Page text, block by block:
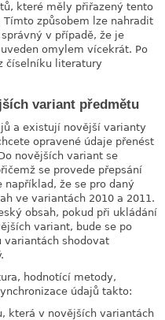
které měly přiřazený tento
způsobem lze nahradit
v případě, že je
omylem vícekrát. Po
číselníku literatury
variant předmětu
a existují novější varianty
opravené údaje přenést
novějších variant se
se provede přepsání
například, že se pro daný
ve variantách 2010 a 2011.
obsah, pokud při ukládání
variant, bude se po
variantách shodovat
hodnotící metody,
údajů takto:
která v novějších variantách